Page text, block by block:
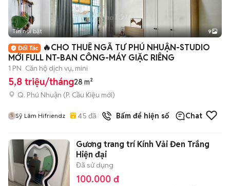
+2
Tin nổi bật 9
🔥CHO THUÊ NGÃ TƯ PHÚ NHUẬN-STUDIO
MỚI FULL NT-BAN CÔNG-MÁY GIẶC RIÊNG
1 PN Căn hộ dịch vụ, mini
5,8 triệu/tháng28 m²
Q. Phú Nhuận (P. Cầu Kiệu mới)
Sỹ Lâm Hifriendz 45 đã bán Bấm để hiện số Chat
Gương trang trí Kính Vải Đen Trắng
Hiện đại
Đã sử dụng
100.000 đ